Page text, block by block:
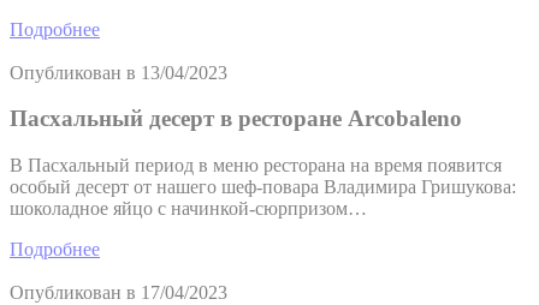
Подробнее
Опубликован в 13/04/2023
Пасхальный десерт в ресторане Arcobaleno
В Пасхальный период в меню ресторана на время появится
особый десерт от нашего шеф-повара Владимира Гришукова:
шоколадное яйцо с начинкой-сюрпризом…
Подробнее
Опубликован в 17/04/2023